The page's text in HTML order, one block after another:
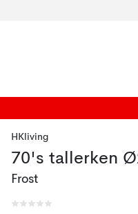
HKliving
70's tallerken
Frost